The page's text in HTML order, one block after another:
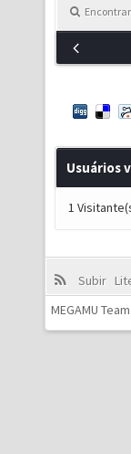
Encontrar
Usuários
1
Subir
MEGAMU